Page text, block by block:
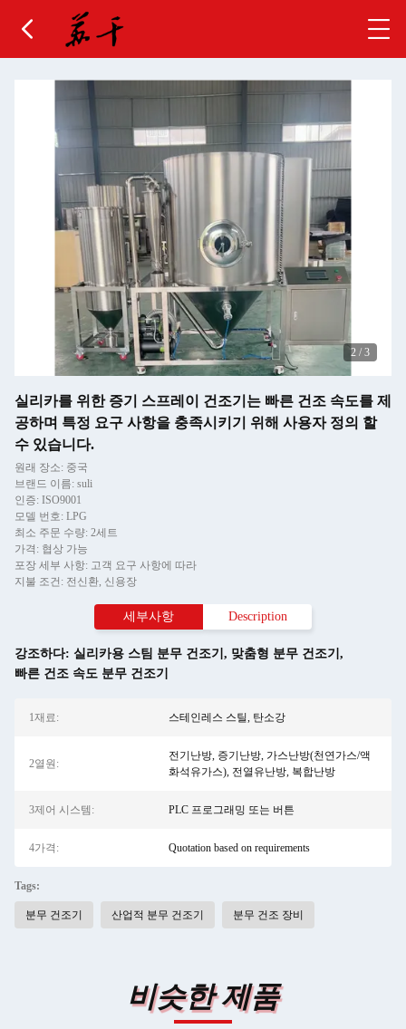
3 / 3
실리카를 위한 증기 스프레이 건조기는 빠른 건조 속도를 제
공하며 특정 요구 사항을 충족시키기 위해 사용자 정의 할
수 있습니다.
원래 장소: 중국
브랜드 이름: suli
인증: ISO9001
모델 번호: LPG
최소 주문 수량: 2세트
가격: 협상 가능
포장 세부 사항: 고객 요구 사항에 따라
지불 조건: 전신환, 신용장
세부사항 Description
강조하다: 실리카용 스팀 분무 건조기 , 맞춤형 분무 건조기 ,
빠른 건조 속도 분무 건조기
1재료: 스테인레스 스틸, 탄소강
2열원:
전기난방, 증기난방, 가스난방(천연가스/액
화석유가스), 전열유난방, 복합난방
3제어 시스템: PLC 프로그래밍 또는 버튼
4가격: Quotation based on requirements
Tags:
분무 건조기 산업적 분무 건조기 분무 건조 장비
비슷한 제품